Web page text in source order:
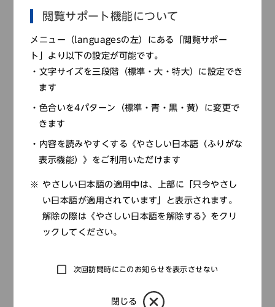
神立岩
馬や牛が放牧されている「 東崎
あがりざき
」へ、西崎ほどではな
閲覧サポート機能について
メニュー（languagesの左）にある「閲覧サポー
ト」より以下の設定が可能です。
文字サイズを三段階（標準・大・特大）に設定でき
ます
色合いを4パターン（標準・青・黒・黄）に変更で
きます
内容を読みやすくする《やさしい日本語（ふりがな
表示機能）》をご利用いただけます
い日本語が適用されています」と表示されます。
解除の際は《やさしい日本語を解除する》をクリ
ックしてください。
次回訪問時にこのお知らせを表示させない
閉じる